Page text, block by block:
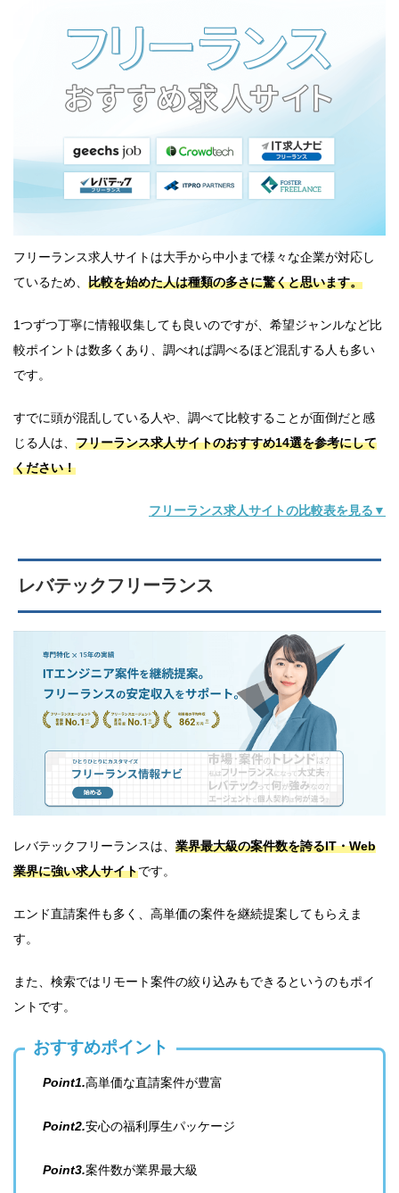
フリーランス求人サイトは大手から中小まで様々な企業が対応し
ているため、 比較を始めた人は種類の多さに驚くと思います。
1つずつ丁寧に情報収集しても良いのですが、希望ジャンルなど比
較ポイントは数多くあり、調べれば調べるほど混乱する人も多い
です。
すでに頭が混乱している人や、調べて比較することが面倒だと感
じる人は、 フリーランス求人サイトのおすすめ14選を参考にして
ください！
フリーランス求人サイトの比較表を見る▼
レバテックフリーランス
レバテックフリーランスは、 業界最大級の案件数を誇るIT・Web
業界に強い求人サイトです。
エンド直請案件も多く、高単価の案件を継続提案してもらえま
す。
また、検索ではリモート案件の絞り込みもできるというのもポイ
ントです。
おすすめポイント
Point1.高単価な直請案件が豊富
Point2.安心の福利厚生パッケージ
Point3.案件数が業界最大級